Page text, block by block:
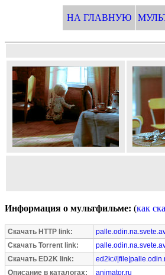
НА ГЛАВНУЮ
Информация о мультфильме: (как
Скачать HTTP link:
Скачать Torrent link:
Скачать ED2K link:
ed2k://
Описание в каталогах:
animator.ru